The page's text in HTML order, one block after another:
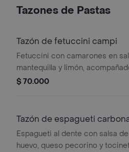
Tazones de Pastas
Tazón de fetuccini campi
Fetuccini con camarones en
mantequilla y limón,
pan.
$ 70.000
Tazón de espagueti
Espagueti al dente con salsa de
huevo, queso pecorino y